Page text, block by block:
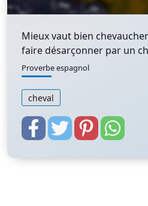
Mieux vaut bien
faire désarçonner par un
Proverbe espagnol
cheval